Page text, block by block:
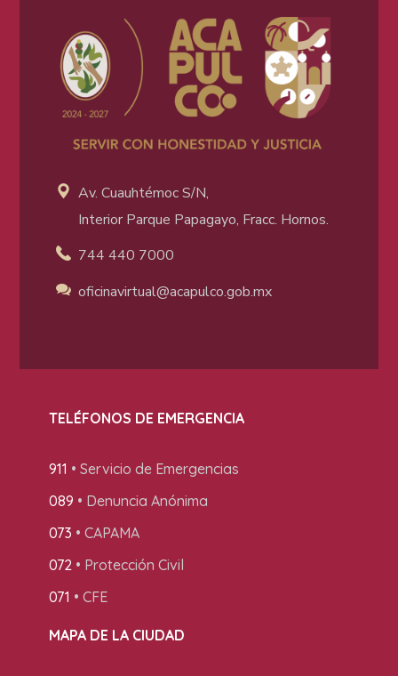
Av. Cuauhtémoc S/N,
Interior Parque Papagayo, Fracc. Hornos.
744 440 7000
oficinavirtual@acapulco.gob.mx
TELÉFONOS DE EMERGENCIA
911 • Servicio de Emergencias
089 • Denuncia Anónima
073 • CAPAMA
072• Protección Civil
071 • CFE
MAPA DE LA CIUDAD